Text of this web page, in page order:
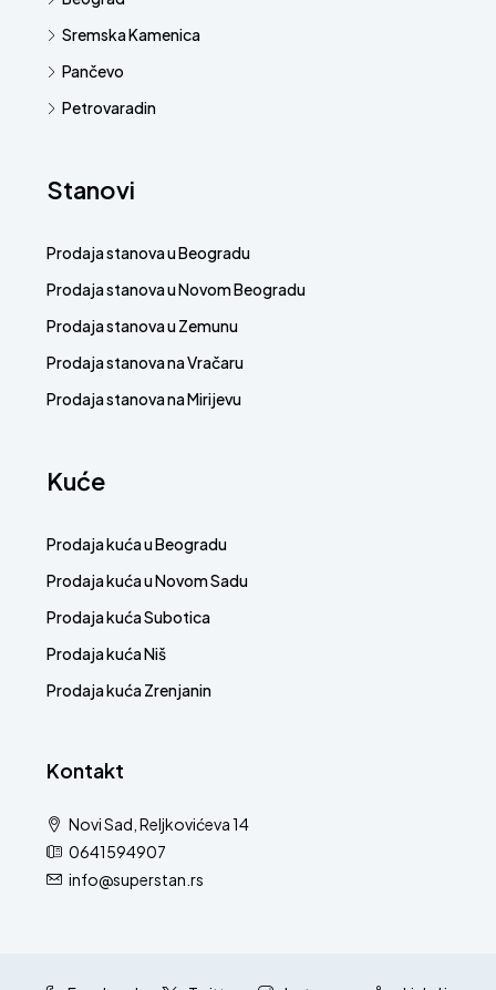
Sremska Kamenica
Pančevo
Petrovaradin
Stanovi
Prodaja stanova u Beogradu
Prodaja stanova u Novom Beogradu
Prodaja stanova u Zemunu
Prodaja stanova na Vračaru
Prodaja stanova na Mirijevu
Kuće
Prodaja kuća u Beogradu
Prodaja kuća u Novom Sadu
Prodaja kuća Subotica
Prodaja kuća Niš
Prodaja kuća Zrenjanin
Kontakt
Novi Sad, Reljkovićeva 14
0641594907
info@superstan.rs